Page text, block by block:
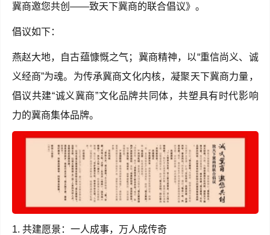
冀商邀您共创——致天下冀商的联合倡议》。
倡议如下：
燕赵大地，自古蕴慷慨之气；冀商精神，以“重信尚义、诚
义经商”为魂。为传承冀商文化内核，凝聚天下冀商力量，
倡议共建“诚义冀商”文化品牌共同体，共塑具有时代影响
力的冀商集体品牌。
1. 共建愿景：一人成事，万人成传奇